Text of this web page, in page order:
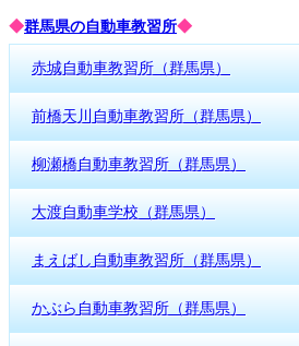
◆群馬県の自動車教習所◆
赤城自動車教習所（群馬県）
前橋天川自動車教習所（群馬県）
柳瀬橋自動車教習所（群馬県）
大渡自動車学校（群馬県）
まえばし自動車教習所（群馬県）
かぶら自動車教習所（群馬県）